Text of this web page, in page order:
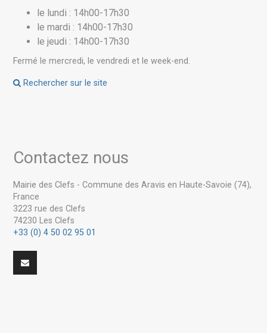
le lundi : 14h00-17h30
le mardi : 14h00-17h30
le jeudi : 14h00-17h30
Fermé le mercredi, le vendredi et le week-end.
Rechercher sur le site
Contactez nous
Mairie des Clefs - Commune des Aravis en Haute-Savoie (74),
France
3223 rue des Clefs
74230 Les Clefs
+33 (0) 4 50 02 95 01